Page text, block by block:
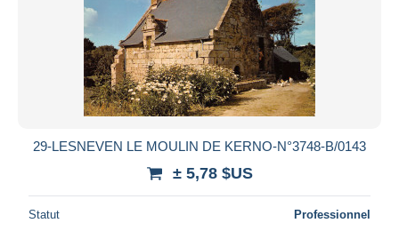
29-LESNEVEN LE MOULIN DE KERNO-N°3748-B/0143
± 5,78 $US
Statut Professionnel